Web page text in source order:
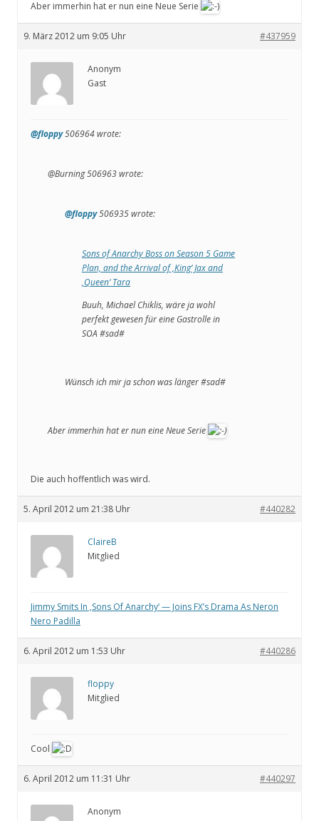
Aber immerhin hat er nun eine Neue Serie
9. März 2012 um 9:05 Uhr #437959
Anonym
Gast
@floppy506964 wrote:
@Burning 506963 wrote:
@floppy506935 wrote:
Sons of Anarchy Boss on Season 5 Game
Plan, and the Arrival of ‚King‘ Jax and
‚Queen‘ Tara
Buuh, Michael Chiklis, wäre ja wohl
perfekt gewesen für eine Gastrolle in
SOA #sad#
Wünsch ich mir ja schon was länger #sad#
Aber immerhin hat er nun eine Neue Serie
Die auch hoffentlich was wird.
5. April 2012 um 21:38 Uhr #440282
ClaireB
Mitglied
Jimmy Smits In ‚Sons Of Anarchy‘ — Joins FX’s Drama As Neron
Nero Padilla
6. April 2012 um 1:53 Uhr #440286
floppy
Mitglied
Cool
6. April 2012 um 11:31 Uhr #440297
Anonym